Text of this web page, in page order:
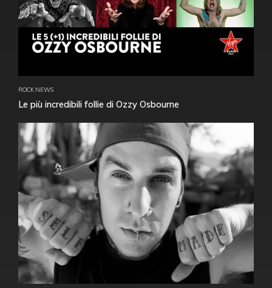
ROCK NEWS
Le più incredibili follie di Ozzy Osbourne